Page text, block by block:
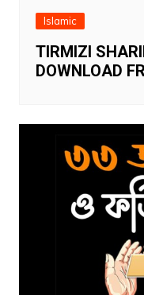
Islamic
TIRMIZI
DOWNLOAD